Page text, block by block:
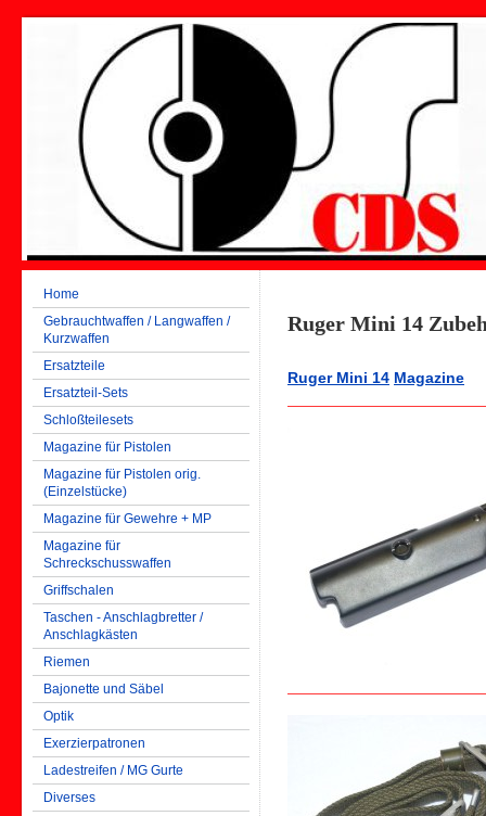
Home
Gebrauchtwaffen / Langwaffen /
Kurzwaffen
Ersatzteile
Ersatzteil-Sets
Schloßteilesets
Magazine für Pistolen
Magazine für Pistolen orig.
(Einzelstücke)
Magazine für Gewehre + MP
Magazine für
Schreckschusswaffen
Griffschalen
Taschen - Anschlagbretter /
Anschlagkästen
Riemen
Bajonette und Säbel
Optik
Exerzierpatronen
Ladestreifen / MG Gurte
Diverses
Ruger Mini 14
Ruger Mini 14 Magazine